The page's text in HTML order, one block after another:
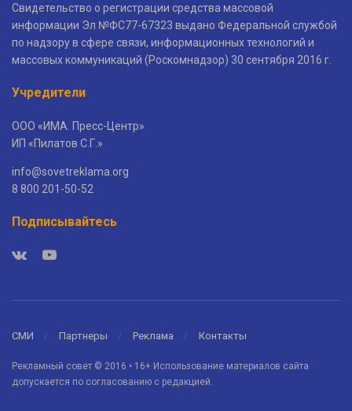
Свидетельство о регистрации средства массовой
информации Эл №ФС77-67323 выдано Федеральной службой
по надзору в сфере связи, информационных технологий и
массовых коммуникаций (Роскомнадзор) 30 сентября 2016 г.
Учредители
ООО «ИМА. Пресс-Центр»
ИП «Пилатов С.Г.»
info@sovetreklama.org
8 800 201-50-52
Подписывайтесь
СМИ Партнеры Реклама Контакты
Рекламный совет © 2016 • 16+ Использование материалов сайта
допускается по согласованию с редакцией.